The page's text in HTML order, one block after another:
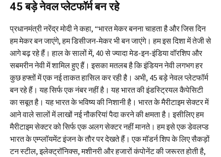
45 बड़े नेवल प्लेटफॉर्म बन रहे
प्रधानमंत्री नरेंद्र मोदी ने कहा, “भारत मेकर बनना चाहता है और जिस दिन
हम मेकर बन जाएंगे, हम डिसीजन-मेकर भी बन जाएंगे। हम इस दिशा में तेजी से
आगे बढ़ रहे हैं। हाल के सालों में, 40 से ज्यादा मेड-इन-इंडिया वॉरशिप और
सबमरीन नेवी में शामिल हुए हैं। इसका मतलब है कि इंडियन नेवी लगभग हर
कुछ हफ्तों में एक नई ताकत हासिल कर रही है। अभी, 45 बड़े नेवल प्लेटफॉर्म
बन रहे हैं। यह सिर्फ एक नंबर नहीं है। यह भारत की इंडस्ट्रियल कैपेसिटी
का सबूत है। यह भारत के भविष्य की निशानी है। भारत के मैरीटाइम सेक्टर में
आने वाले सालों में लाखों नई नौकरियां पैदा करने की क्षमता है। इसीलिए हम
मैरीटाइम सेक्टर को सिर्फ एक अलग सेक्टर नहीं मानते। हम इसे एक डेवलप्ड
भारत के एम्प्लॉयमेंट इंजन के तौर पर देखते हैं। एक मॉडर्न शिप के लिए सैकड़ों
टन स्टील, इलेक्ट्रॉनिक्स, मशीनरी और हजारों कंपोनेंट की जरूरत होती है,